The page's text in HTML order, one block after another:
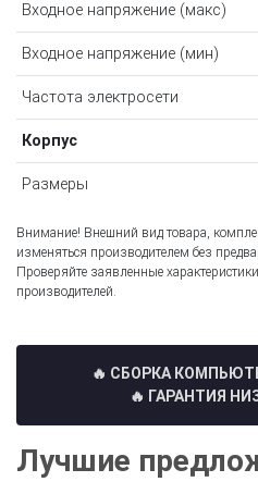
Входное напряжение (макс)
Входное напряжение (мин)
Частота электросети
Корпус
Размеры
Внимание! Внешний вид товара,
изменяться производителем без
Проверяйте заявленные
производителей.
🔥 СБОРКА
🔥 ГАРАНТИЯ
Лучшие